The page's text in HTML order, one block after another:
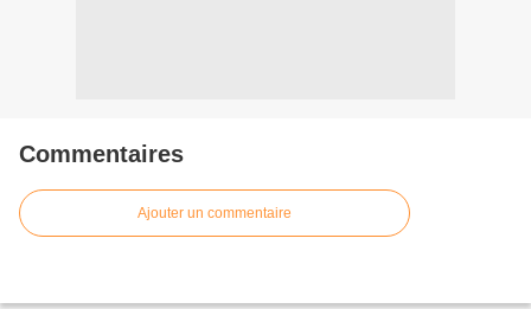
Commentaires
Ajouter un commentaire